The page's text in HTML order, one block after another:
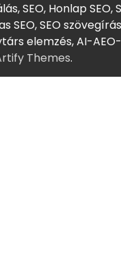
SEO, Honlap SEO,
SEO, SEO
elemzés, AI-
Themes.